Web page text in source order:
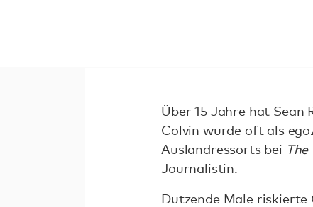
Über 15 Jahre hat
Colvin wurde oft als
Auslandressorts bei
Journalistin.
Dutzende Male riskierte